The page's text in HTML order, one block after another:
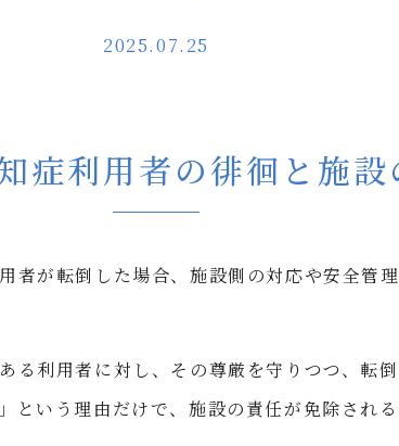
2025.07.25
利用者の徘徊と施設
者が転倒した場合、施設側の対応や安全管
る利用者に対し、その尊厳を守りつつ、転
という理由だけで、施設の責任が免除され